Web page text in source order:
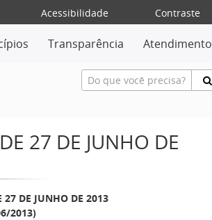
Acessibilidade
Contraste
Transparência Atendimento
27 DE JUNHO DE
27 DE JUNHO DE 2013
2013)